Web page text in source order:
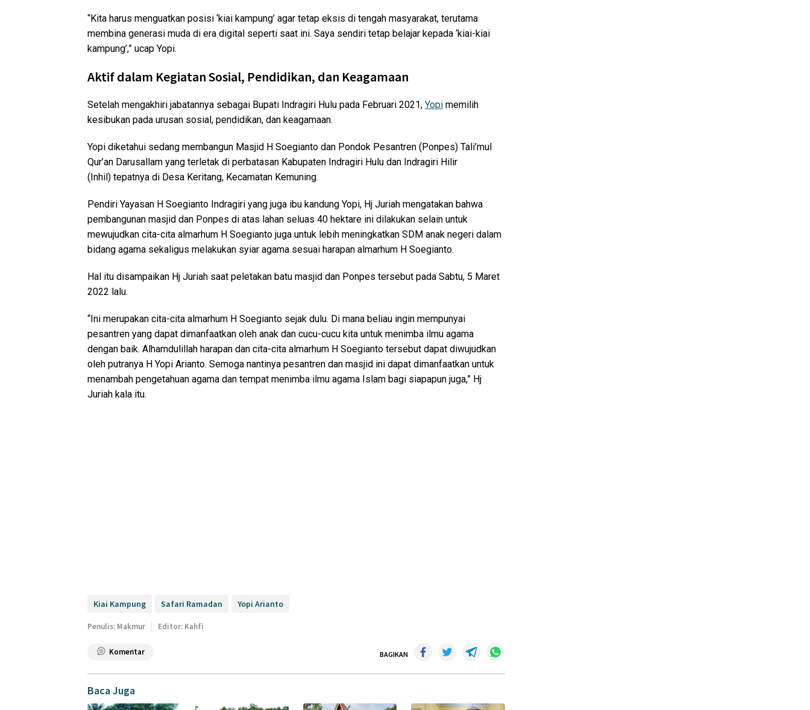
“Kita harus menguatkan posisi ‘kiai kampung’ agar tetap eksis di tengah masyarakat, terutama
membina generasi muda di era digital seperti saat ini. Saya sendiri tetap belajar kepada ‘kiai-kiai
kampung’,” ucap Yopi.
Aktif dalam Kegiatan Sosial, Pendidikan, dan Keagamaan
Setelah mengakhiri jabatannya sebagai Bupati Indragiri Hulu pada Februari 2021, Yopi memilih
kesibukan pada urusan sosial, pendidikan, dan keagamaan.
Yopi diketahui sedang membangun Masjid H Soegianto dan Pondok Pesantren (Ponpes) Tali’mul
Qur’an Darusallam yang terletak di perbatasan Kabupaten Indragiri Hulu dan Indragiri Hilir
(Inhil) tepatnya di Desa Keritang, Kecamatan Kemuning.
Pendiri Yayasan H Soegianto Indragiri yang juga ibu kandung Yopi, Hj Juriah mengatakan bahwa
pembangunan masjid dan Ponpes di atas lahan seluas 40 hektare ini dilakukan selain untuk
mewujudkan cita-cita almarhum H Soegianto juga untuk lebih meningkatkan SDM anak negeri dalam
bidang agama sekaligus melakukan syiar agama sesuai harapan almarhum H Soegianto.
Hal itu disampaikan Hj Juriah saat peletakan batu masjid dan Ponpes tersebut pada Sabtu, 5 Maret
2022 lalu.
“Ini merupakan cita-cita almarhum H Soegianto sejak dulu. Di mana beliau ingin mempunyai
pesantren yang dapat dimanfaatkan oleh anak dan cucu-cucu kita untuk menimba ilmu agama
dengan baik. Alhamdulillah harapan dan cita-cita almarhum H Soegianto tersebut dapat diwujudkan
oleh putranya H Yopi Arianto. Semoga nantinya pesantren dan masjid ini dapat dimanfaatkan untuk
menambah pengetahuan agama dan tempat menimba ilmu agama Islam bagi siapapun juga,” Hj
Juriah kala itu.
Kiai Kampung Safari Ramadan Yopi Arianto
Penulis: Makmur Editor: Kahfi
Komentar BAGIKAN
Baca Juga